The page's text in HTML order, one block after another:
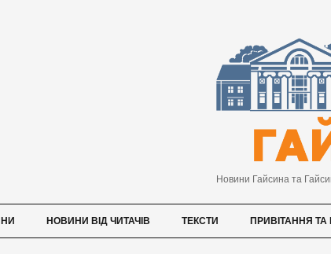
Новини Гайсина та
НОВИНИ ВІД ЧИТАЧІВ ТЕКСТИ ПРИВІТАННЯ